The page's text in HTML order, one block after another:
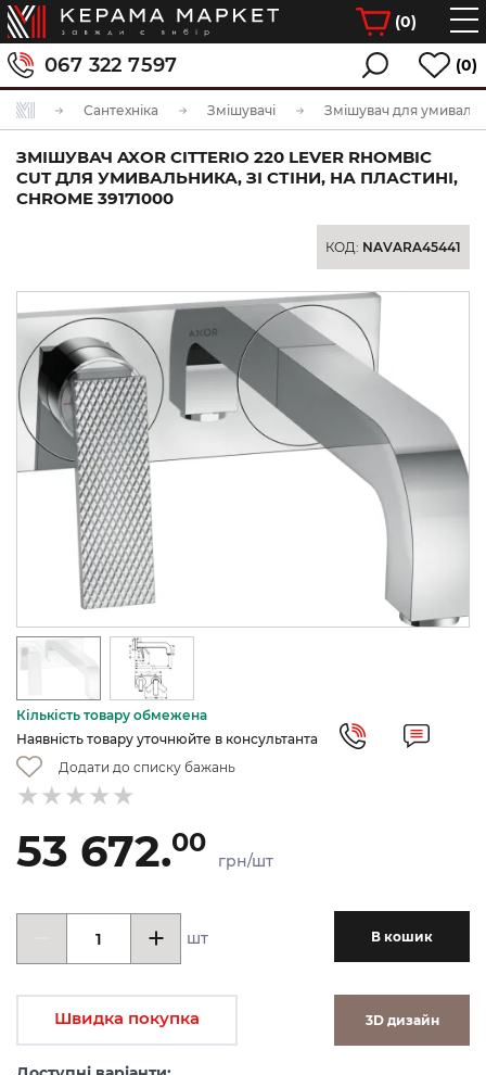
(0)
067 322 7597 (0)
Сантехніка Змішувачі Змішувач для
ЗМІШУВАЧ AXOR CITTERIO 220 LEVER RHOMBIC
CUT ДЛЯ УМИВАЛЬНИКА, ЗІ СТІНИ, НА ПЛАСТИНІ,
CHROME 39171000
КОД: NAVARA45441
Кількість товару обмежена
Наявність товару уточнюйте в консультанта
Додати до списку бажань
53 672.00
грн/шт
шт В кошик
Швидка покупка 3D дизайн